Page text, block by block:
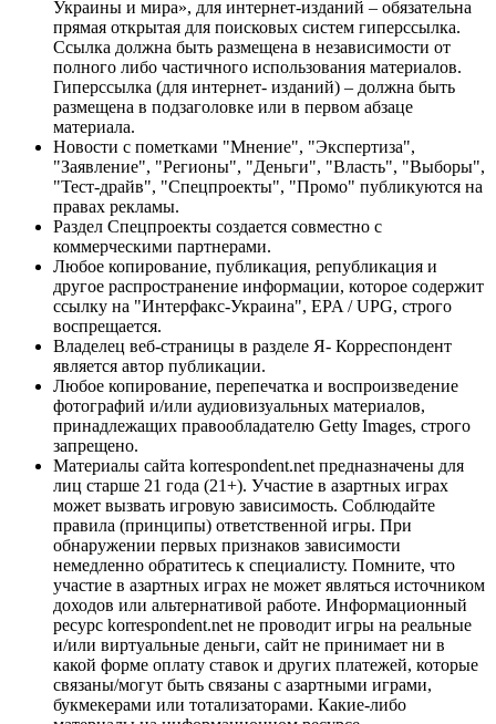
Украины и мира», для интернет-изданий – обязательна
прямая открытая для поисковых систем гиперссылка.
Ссылка должна быть размещена в независимости от
полного либо частичного использования материалов.
Гиперссылка (для интернет- изданий) – должна быть
размещена в подзаголовке или в первом абзаце
материала.
Новости с пометками "Мнение", "Экспертиза",
"Заявление", "Регионы", "Деньги", "Власть", "Выборы",
"Тест-драйв", "Спецпроекты", "Промо" публикуются на
правах рекламы.
Раздел Спецпроекты создается совместно с
коммерческими партнерами.
Любое копирование, публикация, републикация и
другое распространение информации, которое содержит
ссылку на "Интерфакс-Украина", EPA / UPG, строго
воспрещается.
Владелец веб-страницы в разделе Я- Корреспондент
является автор публикации.
Любое копирование, перепечатка и воспроизведение
фотографий и/или аудиовизуальных материалов,
принадлежащих правообладателю Getty Images, строго
запрещено.
Материалы сайта korrespondent.net предназначены для
лиц старше 21 года (21+). Участие в азартных играх
может вызвать игровую зависимость. Соблюдайте
правила (принципы) ответственной игры. При
обнаружении первых признаков зависимости
немедленно обратитесь к специалисту. Помните, что
участие в азартных играх не может являться источником
доходов или альтернативой работе. Информационный
ресурс korrespondent.net не проводит игры на реальные
и/или виртуальные деньги, сайт не принимает ни в
какой форме оплату ставок и других платежей, которые
связаны/могут быть связаны с азартными играми,
букмекерами или тотализаторами. Какие-либо